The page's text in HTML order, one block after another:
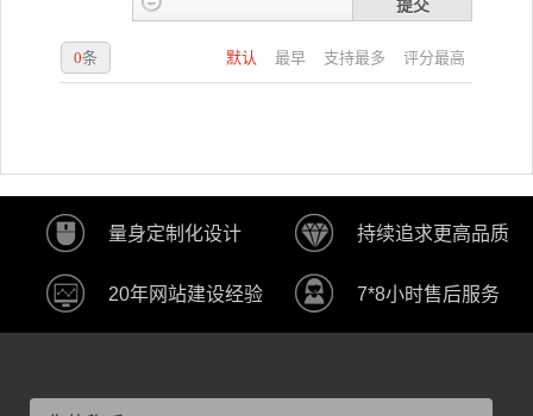
默认 最早 支持最多 评分最高
0条
量身定制化设计 持续追求更高品质
20年网站建设经验 7*8小时售后服务